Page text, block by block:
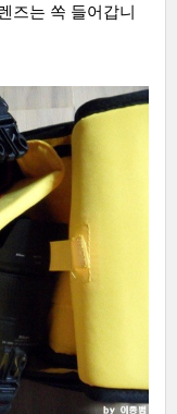
즈는 쏙 들어갑니